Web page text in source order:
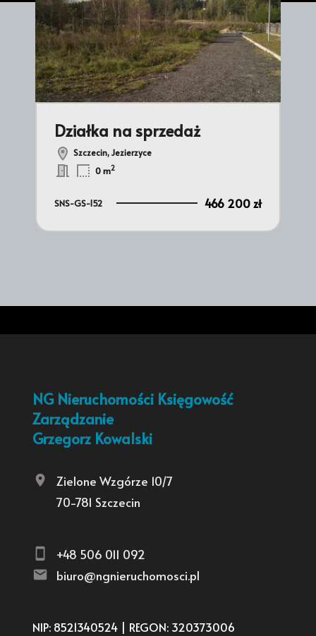
Działka na sprzedaż
Szczecin, Jezierzyce
0 m2
SNS-GS-152 466 200 zł
NG Nieruchomości Księgowość
Zarządzanie
Grzegorz Kowalski
Zielone Wzgórze 10/7
70-781 Szczecin
+48 506 011 092
biuro@ngnieruchomosci.pl
NIP: 8521340524 | REGON: 320373006